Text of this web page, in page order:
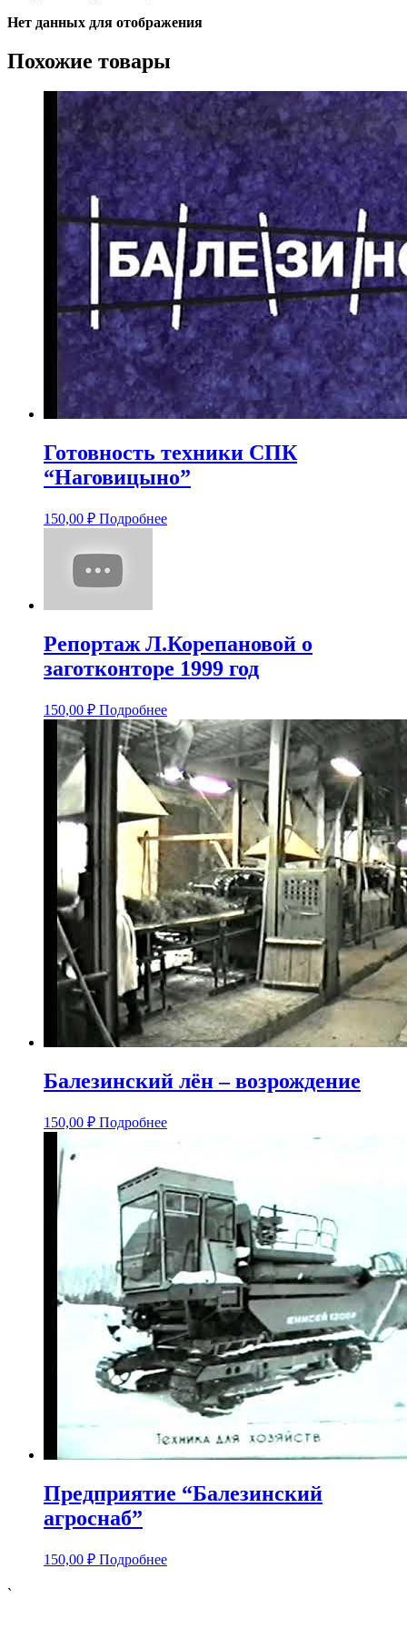
Нет данных для отображения
Похожие товары
Готовность техники СПК
“Наговицыно”
150,00 ₽ Подробнее
Репортаж Л.Корепановой о
заготконторе 1999 год
150,00 ₽ Подробнее
Балезинский лён – возрождение
150,00 ₽ Подробнее
Предприятие “Балезинский
агроснаб”
150,00 ₽ Подробнее
`